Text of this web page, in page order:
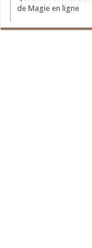
de Magie en ligne